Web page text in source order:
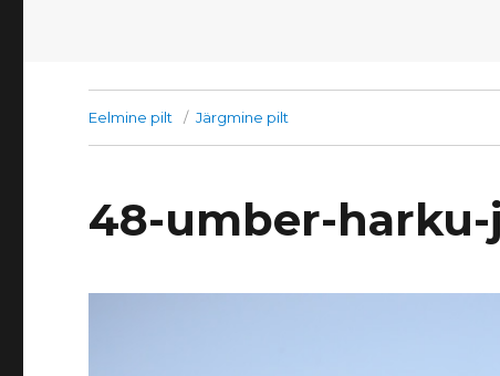
Eelmine pilt Järgmine pilt
48-umber-harku-